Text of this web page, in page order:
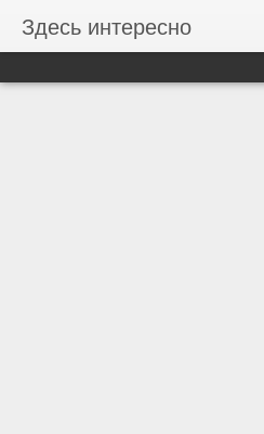
Здесь интересно